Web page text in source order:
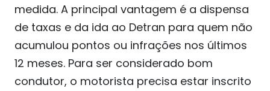
medida. A principal vantagem é a dispensa
de taxas e da ida ao Detran para quem não
acumulou pontos ou infrações nos últimos
12 meses. Para ser considerado bom
condutor, o motorista precisa estar inscrito